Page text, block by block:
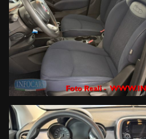
compagnia Assicurativa a livello
Finanziamenti con le primarie
Servizi assicurativi complementari (
Officina Specializzata multimarca
ATTENZIONE: Le informazioni
che dovrà essere completata da
INFOCARS SRL declina ogni
valutazione del suo profilo